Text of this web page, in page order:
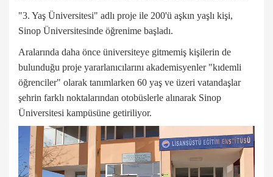
"3. Yaş Üniversitesi" adlı proje ile 200'ü aşkın yaşlı kişi,
Sinop Üniversitesinde öğrenime başladı.
Aralarında daha önce üniversiteye gitmemiş kişilerin de
bulunduğu proje yararlanıcılarını akademisyenler "kıdemli
öğrenciler" olarak tanımlarken 60 yaş ve üzeri vatandaşlar
şehrin farklı noktalarından otobüslerle alınarak Sinop
Üniversitesi kampüsüne getiriliyor.